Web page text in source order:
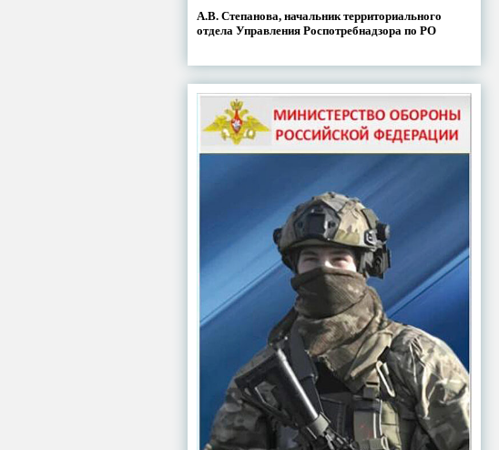
А.В. Степанова, начальник территориального
отдела Управления Роспотребнадзора по РО